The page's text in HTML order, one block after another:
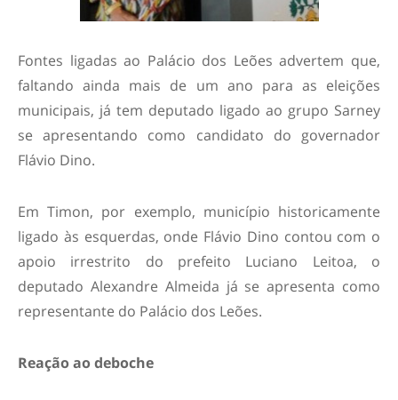
Fontes ligadas ao Palácio dos Leões advertem que,
faltando ainda mais de um ano para as eleições
municipais, já tem deputado ligado ao grupo Sarney
se apresentando como candidato do governador
Flávio Dino.
Em Timon, por exemplo, município historicamente
ligado às esquerdas, onde Flávio Dino contou com o
apoio irrestrito do prefeito Luciano Leitoa, o
deputado Alexandre Almeida já se apresenta como
representante do Palácio dos Leões.
Reação ao deboche